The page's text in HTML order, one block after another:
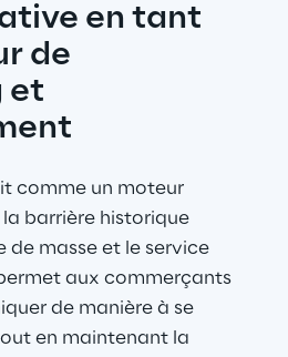
en tant
de
et
comme un moteur
barrière historique
de masse et le service
aux commerçants
de manière à se
en maintenant la